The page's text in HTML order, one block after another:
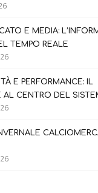
E MEDIA:
TEMPO REALE
E PERFORMANCE: IL
AL CENTRO DEL